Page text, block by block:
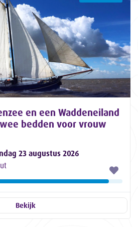
en een Waddeneiland
bedden voor vrouw
23 augustus 2026
Bekijk